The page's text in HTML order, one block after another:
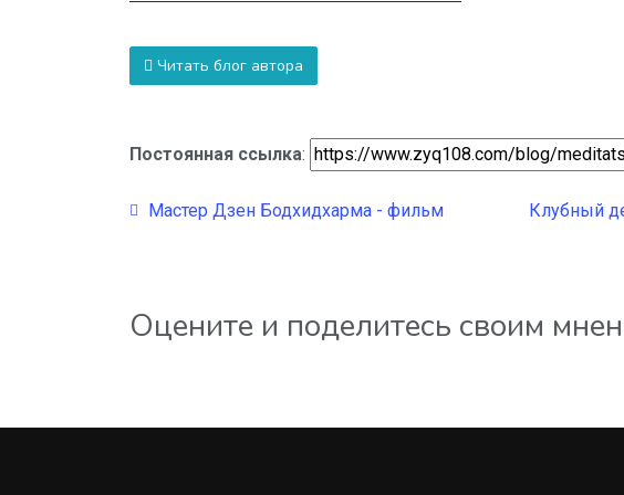
Читать блог автора
Постоянная ссылка:
Мастер Дзен Бодхидхарма - фильм Клубный
Оцените и поделитесь своим